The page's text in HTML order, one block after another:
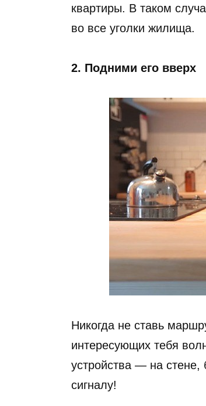
квартиры. В таком
во все уголки жилища.
2. Подними его вверх
Никогда не ставь
интересующих тебя
устройства — на стене,
сигналу!